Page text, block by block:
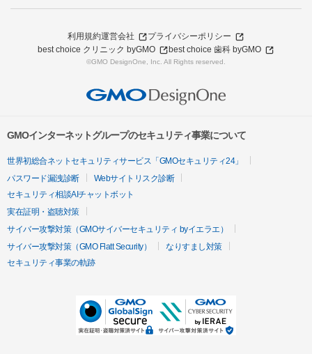
利用規約運営会社
プライバシーポリシー
best choice クリニック byGMO
best choice 歯科 byGMO
©GMO DesignOne, Inc. All Rights reserved.
GMOインターネットグループのセキュリティ事業について
世界初総合ネットセキュリティサービス「GMOセキュリティ24」
パスワード漏洩診断
Webサイトリスク診断
セキュリティ相談AIチャットボット
実在証明・盗聴対策
サイバー攻撃対策（GMOサイバーセキュリティ byイエラエ）
サイバー攻撃対策（GMO Flatt Security）
なりすまし対策
セキュリティ事業の軌跡